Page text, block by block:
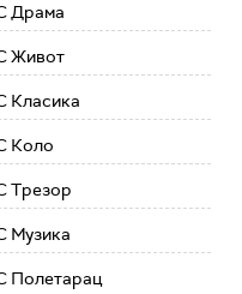
Драма
Живот
Класика
Коло
Трезор
Музика
Полетарац